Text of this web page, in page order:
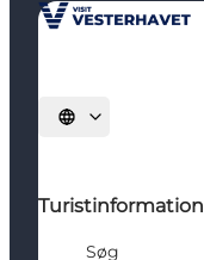
Vælg sprog
Turistinformation
Søg